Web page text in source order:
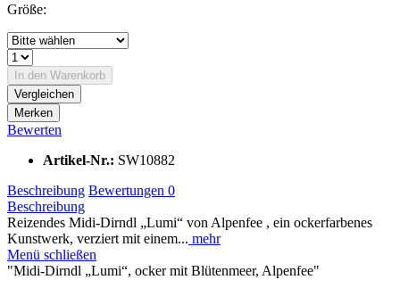
Größe:
In den Warenkorb
Vergleichen
Merken
Bewerten
Artikel-Nr.: SW10882
Beschreibung Bewertungen 0
Beschreibung
Reizendes Midi-Dirndl „Lumi“ von Alpenfee , ein ockerfarbenes
Kunstwerk, verziert mit einem... mehr
Menü schließen
"Midi-Dirndl „Lumi“, ocker mit Blütenmeer, Alpenfee"